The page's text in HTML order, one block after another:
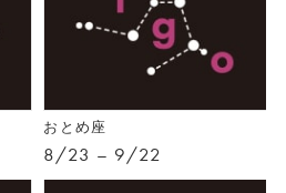
おとめ座
8/23 – 9/22